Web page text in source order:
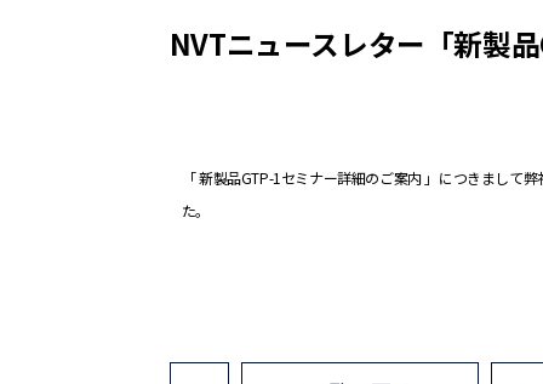
NVTニュースレター「新製
「 新製品GTP-1セミナー詳細のご案内 」につきまして
た。